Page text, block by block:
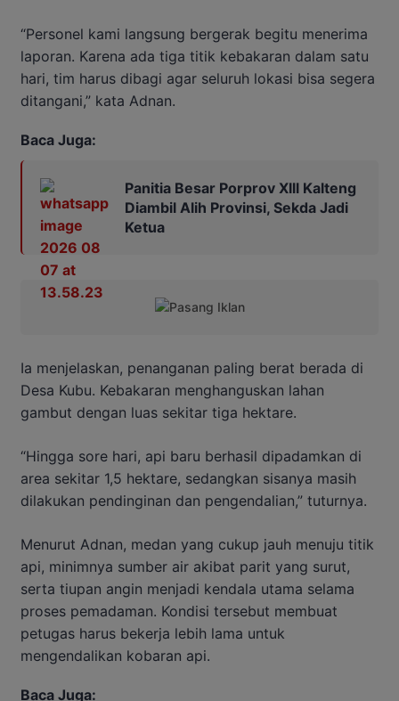
“Personel kami langsung bergerak begitu menerima
laporan. Karena ada tiga titik kebakaran dalam satu
hari, tim harus dibagi agar seluruh lokasi bisa segera
ditangani,” kata Adnan.
Baca Juga:
Panitia Besar Porprov Xlll Kalteng
Diambil Alih Provinsi, Sekda Jadi
Ketua
Ia menjelaskan, penanganan paling berat berada di
Desa Kubu. Kebakaran menghanguskan lahan
gambut dengan luas sekitar tiga hektare.
“Hingga sore hari, api baru berhasil dipadamkan di
area sekitar 1,5 hektare, sedangkan sisanya masih
dilakukan pendinginan dan pengendalian,” tuturnya.
Menurut Adnan, medan yang cukup jauh menuju titik
api, minimnya sumber air akibat parit yang surut,
serta tiupan angin menjadi kendala utama selama
proses pemadaman. Kondisi tersebut membuat
petugas harus bekerja lebih lama untuk
mengendalikan kobaran api.
Baca Juga: